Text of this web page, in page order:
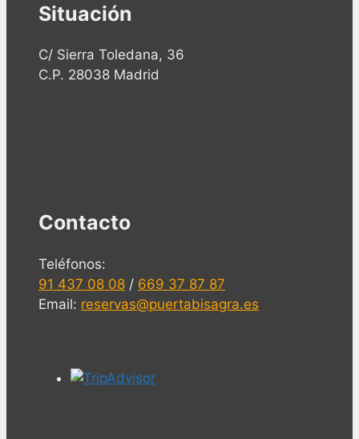
Situación
C/ Sierra Toledana, 36
C.P. 28038 Madrid
Contacto
Teléfonos:
91 437 08 08 / 669 37 87 87
Email: reservas@puertabisagra.es